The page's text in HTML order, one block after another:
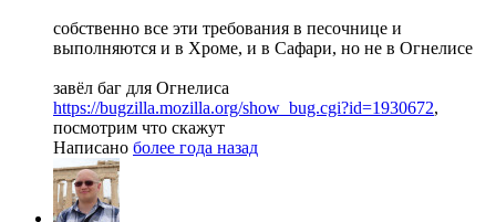
собственно все эти требования в песочнице и
выполняются и в Хроме, и в Сафари, но не в Огнелисе
завёл баг для Огнелиса
https://bugzilla.mozilla.org/show_bug.cgi?id=1930672,
посмотрим что скажут
Написано более года назад